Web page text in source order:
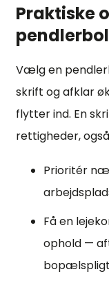
Praktiske
Vælg en
skrift og afklar
flytter ind. En
rettigheder,
Prioritér
Få en
ophold —